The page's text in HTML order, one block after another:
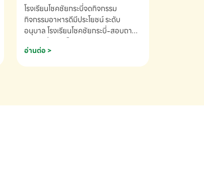
โรงเรียนโชคชัยกระบี่จดกิจกรรม
กิจกรรมอาหารดีมีประโยชน์ ระดับ
อนุบาล โรงเรียนโชคชัยกระบี่-สอบถาม
อ่านต่อ >